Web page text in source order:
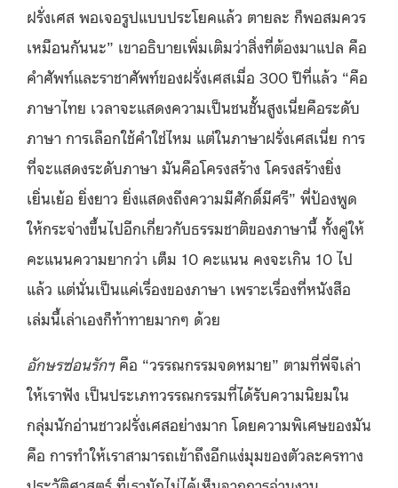
ฝรั่งเศส พอเจอรูปแบบประโยคแล้ว ตายละ ก็พอสมควร
เหมือนกันนะ” เขาอธิบายเพิ่มเติมว่าสิ่งที่ต้องมาแปล คือ
คำศัพท์และราชาศัพท์ของฝรั่งเศสเมื่อ 300 ปีที่แล้ว “คือ
ภาษาไทย เวลาจะแสดงความเป็นชนชั้นสูงเนี่ยคือระดับ
ภาษา การเลือกใช้คำใช่ไหม แต่ในภาษาฝรั่งเศสเนี่ย การ
ที่จะแสดงระดับภาษา มันคือโครงสร้าง โครงสร้างยิ่ง
เยิ่นเย้อ ยิ่งยาว ยิ่งแสดงถึงความมีศักดิ์มีศรี” พี่ป้องพูด
ให้กระจ่างขึ้นไปอีกเกี่ยวกับธรรมชาติของภาษานี้ ทั้งคู่ให้
คะแนนความยากว่า เต็ม 10 คะแนน คงจะเกิน 10 ไป
แล้ว แต่นั่นเป็นแค่เรื่องของภาษา เพราะเรื่องที่หนังสือ
เล่มนี้เล่าเองก็ท้าทายมากๆ ด้วย
อักษรซ่อนรักฯคือ “วรรณกรรมจดหมาย” ตามที่พี่จีเล่า
ให้เราฟัง เป็นประเภทวรรณกรรมที่ได้รับความนิยมใน
กลุ่มนักอ่านชาวฝรั่งเศสอย่างมาก โดยความพิเศษของมัน
คือ การทำให้เราสามารถเข้าถึงอีกแง่มุมของตัวละครทาง